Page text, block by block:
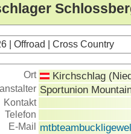
| Offroad | Cross Country
Ort Kirchschlag
Sportunion
Kontakt
Telefon
E-Mail